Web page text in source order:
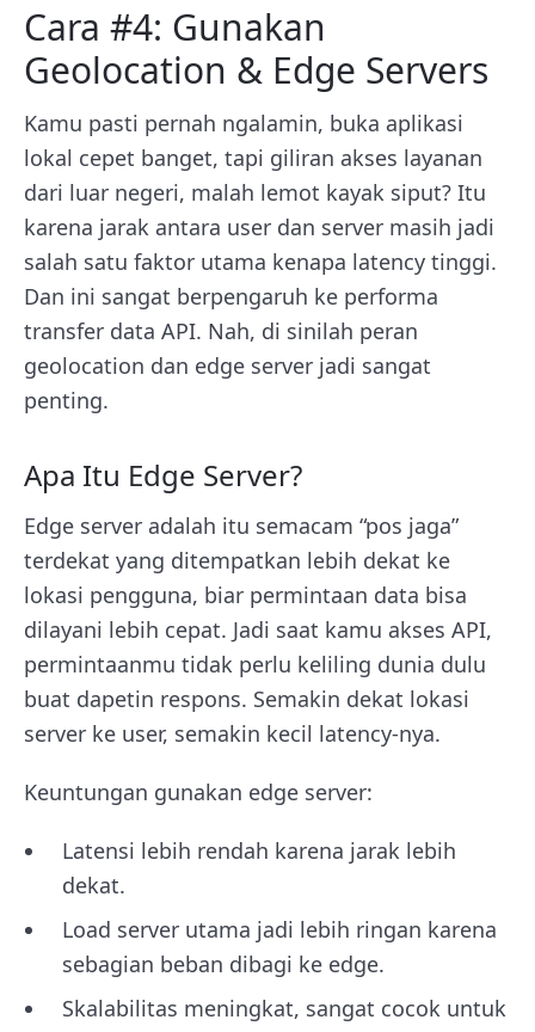
Cara #4: Gunakan
Geolocation & Edge Servers
Kamu pasti pernah ngalamin, buka aplikasi
lokal cepet banget, tapi giliran akses layanan
dari luar negeri, malah lemot kayak siput? Itu
karena jarak antara user dan server masih jadi
salah satu faktor utama kenapa latency tinggi.
Dan ini sangat berpengaruh ke performa
transfer data API. Nah, di sinilah peran
geolocation dan edge server jadi sangat
penting.
Apa Itu Edge Server?
Edge server adalah itu semacam “pos jaga”
terdekat yang ditempatkan lebih dekat ke
lokasi pengguna, biar permintaan data bisa
dilayani lebih cepat. Jadi saat kamu akses API,
permintaanmu tidak perlu keliling dunia dulu
buat dapetin respons. Semakin dekat lokasi
server ke user, semakin kecil latency-nya.
Keuntungan gunakan edge server:
Latensi lebih rendah karena jarak lebih
dekat.
Load server utama jadi lebih ringan karena
sebagian beban dibagi ke edge.
Skalabilitas meningkat, sangat cocok untuk